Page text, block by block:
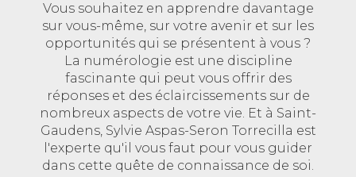
Vous souhaitez en apprendre davantage
sur vous-même, sur votre avenir et sur les
opportunités qui se présentent à vous ?
La numérologie est une discipline
fascinante qui peut vous offrir des
réponses et des éclaircissements sur de
nombreux aspects de votre vie. Et à Saint-
Gaudens, Sylvie Aspas-Seron Torrecilla est
l'experte qu'il vous faut pour vous guider
dans cette quête de connaissance de soi.